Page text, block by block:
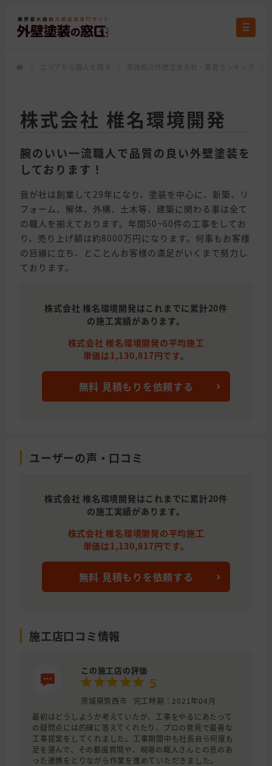
株式会社 椎名環境開発
腕のいい一流職人で品質の良い外壁塗装を
しております！
我が社は創業して29年になり、塗装を中心に、新築、リ
フォーム、解体、外構、土木等、建築に関わる事は全て
の職人を揃えております。年間50~60件の工事をしてお
り、売り上げ額は約8000万円になります。何事もお客様
の目線に立ち、とことんお客様の満足がいくまで努力し
ております。
株式会社 椎名環境開発 はこれまでに累計20件
の施工実績があります。
株式会社 椎名環境開発 の平均施工
単価は1,130,817円です。
無料 見積もりを依頼する
ユーザーの声・口コミ
株式会社 椎名環境開発 はこれまでに累計20件
の施工実績があります。
株式会社 椎名環境開発 の平均施工
単価は1,130,817円です。
無料 見積もりを依頼する
施工店口コミ情報
この施工店の評価
5
茨城県筑西市
完工時期：2021年04月
最初はどうしようか考えていたが、工事をやるにあたって
の疑問点には的確に答えてくれたり、プロの意見で最善な
工事提案をしてくれました。工事期間中も社長自ら何度も
足を運んで、その都度質問や、現場の職人さんとの息のあ
った連携をとりながら作業を進めていただきました。